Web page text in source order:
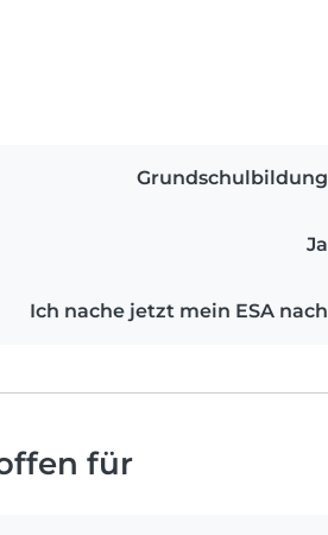
Grundschulbildung
Ja
Ich nache jetzt mein ESA nach
für